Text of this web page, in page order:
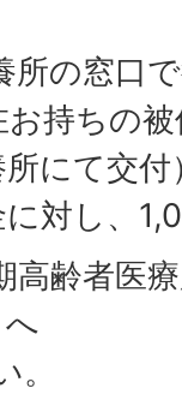
所の窓口
持ちの
所にて交
対し、
高齢者医